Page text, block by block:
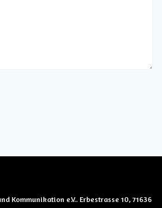
Kommunikation e.V.. Erbestrasse 10, 71636